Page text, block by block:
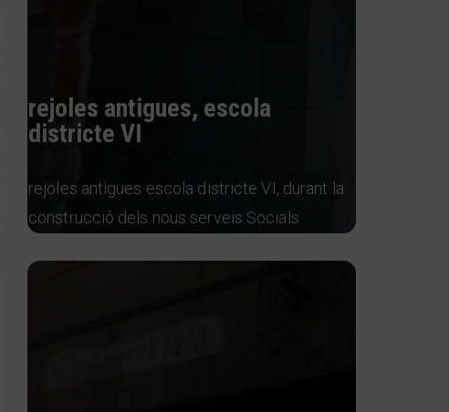
rejoles antigues, escola
districte VI
rejoles antigues escola districte VI, durant la
construcció dels nous serveis Socials